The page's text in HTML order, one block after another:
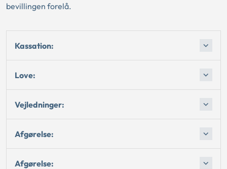
bevillingen forelå.
Kassation:
Love:
Vejledninger:
Afgørelse:
Afgørelse: